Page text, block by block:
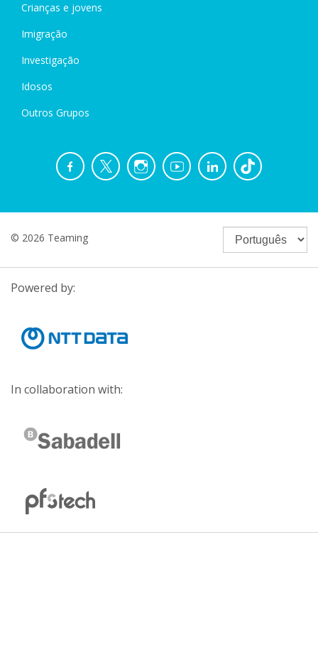
Crianças e jovens
Imigração
Investigação
Idosos
Outros Grupos
© 2026 Teaming
Powered by:
In collaboration with: